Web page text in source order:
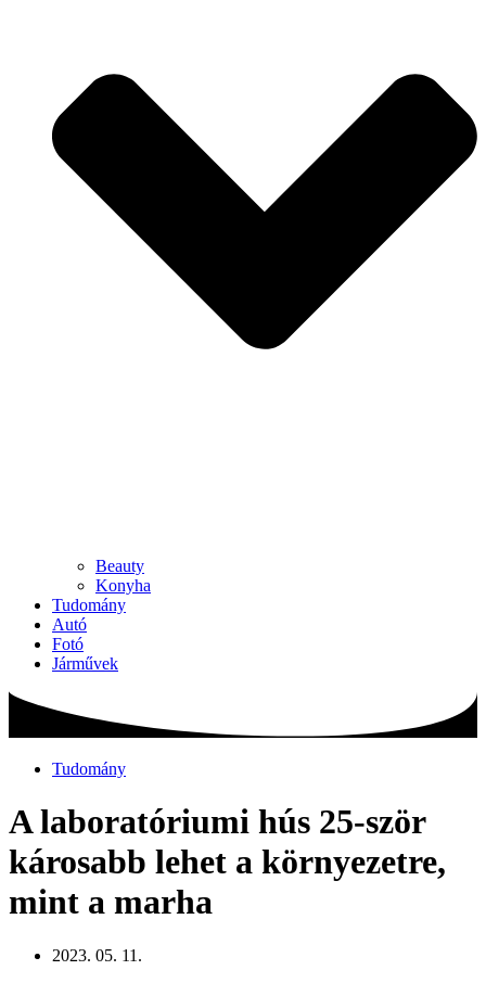
Beauty
Konyha
Tudomány
Autó
Fotó
Járművek
Tudomány
A laboratóriumi hús 25-ször
károsabb lehet a környezetre,
mint a marha
2023. 05. 11.